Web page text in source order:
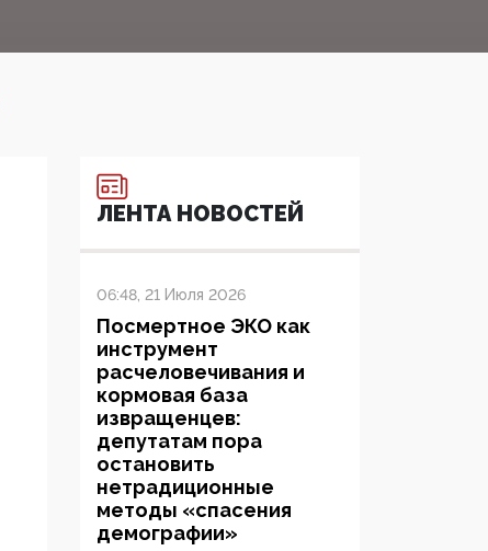
ЛЕНТА НОВОСТЕЙ
06:48, 21 Июля 2026
Посмертное ЭКО как
инструмент
расчеловечивания и
кормовая база
извращенцев:
депутатам пора
остановить
нетрадиционные
методы «спасения
демографии»